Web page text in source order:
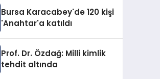
Bursa Karacabey'de 120 kişi
'Anahtar'a katıldı
Prof. Dr. Özdağ: Milli kimlik
tehdit altında